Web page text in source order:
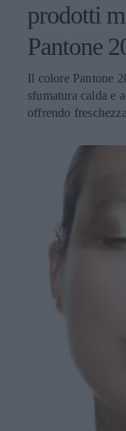
prodotti
Pantone
Il colore Pantone
sfumatura calda e
offrendo